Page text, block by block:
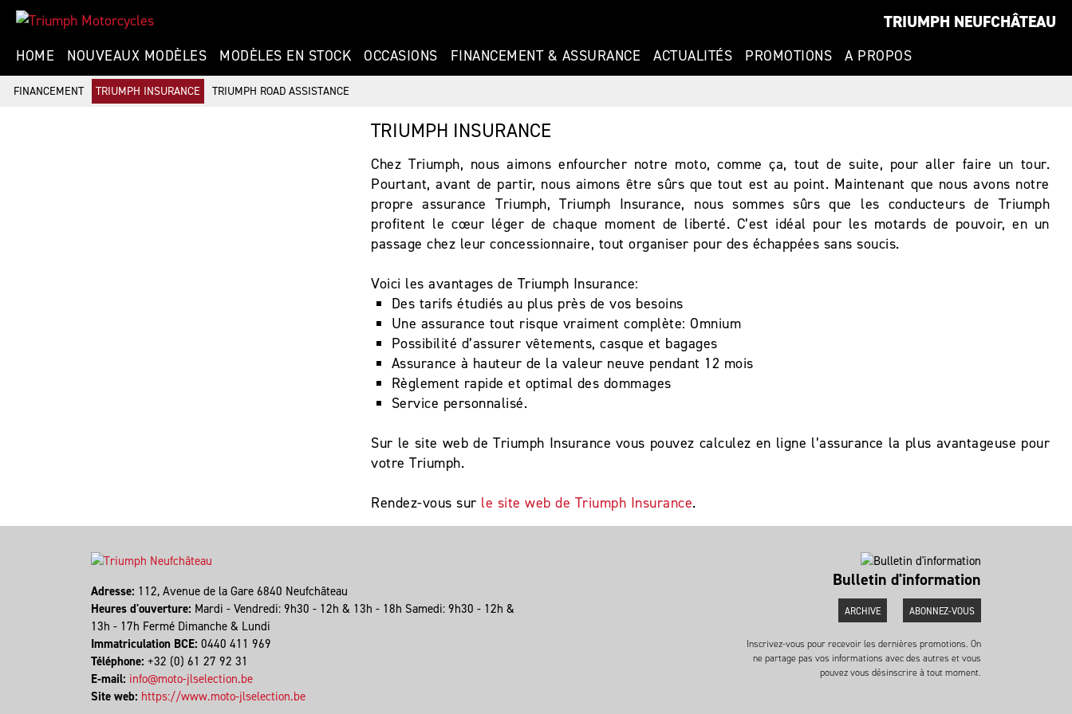
TRIUMPH NEUFCHÂTEAU
HOME NOUVEAUX MODÈLES MODÈLES EN STOCK OCCASIONS FINANCEMENT & ASSURANCE ACTUALITÉS PROMOTIONS A PROPOS
FINANCEMENT TRIUMPH INSURANCE TRIUMPH ROAD ASSISTANCE
TRIUMPH INSURANCE
Chez Triumph, nous aimons enfourcher notre moto, comme ça, tout de suite, pour aller faire un tour.
Pourtant, avant de partir, nous aimons être sûrs que tout est au point. Maintenant que nous avons notre
propre assurance Triumph, Triumph Insurance, nous sommes sûrs que les conducteurs de Triumph
profitent le cœur léger de chaque moment de liberté. C’est idéal pour les motards de pouvoir, en un
passage chez leur concessionnaire, tout organiser pour des échappées sans soucis.
Voici les avantages de Triumph Insurance:
Des tarifs étudiés au plus près de vos besoins
Une assurance tout risque vraiment complète: Omnium
Possibilité d’assurer vêtements, casque et bagages
Assurance à hauteur de la valeur neuve pendant 12 mois
Règlement rapide et optimal des dommages
Service personnalisé.
Sur le site web de Triumph Insurance vous pouvez calculez en ligne l’assurance la plus avantageuse pour
votre Triumph.
Rendez-vous sur le site web de Triumph Insurance.
Adresse: 112, Avenue de la Gare 6840 Neufchâteau
Heures d'ouverture: Mardi - Vendredi: 9h30 - 12h & 13h - 18h Samedi: 9h30 - 12h &
13h - 17h Fermé Dimanche & Lundi
Immatriculation BCE: 0440 411 969
Téléphone: +32 (0) 61 27 92 31
E-mail: info@moto-jlselection.be
Site web: https://www.moto-jlselection.be
Bulletin d'information
ARCHIVE ABONNEZ-VOUS
Inscrivez-vous pour recevoir les dernières promotions. On
ne partage pas vos informations avec des autres et vous
pouvez vous désinscrire à tout moment.